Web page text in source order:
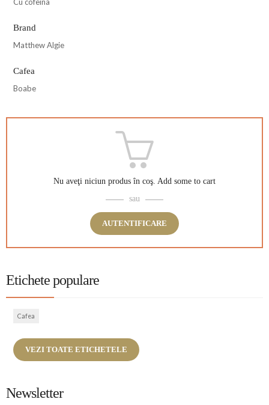
Cu cofeina
Brand
Matthew Algie
Cafea
Boabe
Nu aveţi niciun produs în coş. Add some to cart
sau
AUTENTIFICARE
Etichete populare
Cafea
VEZI TOATE ETICHETELE
Newsletter